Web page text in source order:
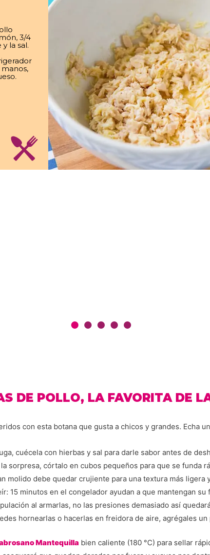
3/4
la sal.
DE POLLO, LA FAVORITA DE
con esta botana que gusta a chicos y grandes. Echa
cuécela con hierbas y sal para darle sabor antes de
sorpresa, córtalo en cubos pequeños para que se funda
molido debe quedar crujiente para una textura más ligera
15 minutos en el congelador ayudan a que mantengan
al armarlas, no las presiones demasiado así
hornearlas o hacerlas en freidora de aire, agrégales
Mantequilla bien caliente (180 °C) para sellar